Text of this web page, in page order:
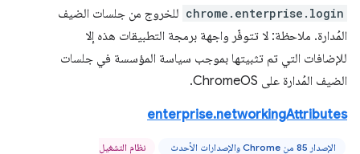
chrome.enterprise.login للخروج من جلسات الضيف
المُدارة. ملاحظة: لا تتوفّر واجهة برمجة التطبيقات هذه إلا
للإضافات التي تم تثبيتها بموجب سياسة المؤسسة في جلسات
الضيف المُدارة على ChromeOS.
enterprise.networkingAttributes
الإصدار 85 من Chrome والإصدارات الأحدث
نظام التشغيل